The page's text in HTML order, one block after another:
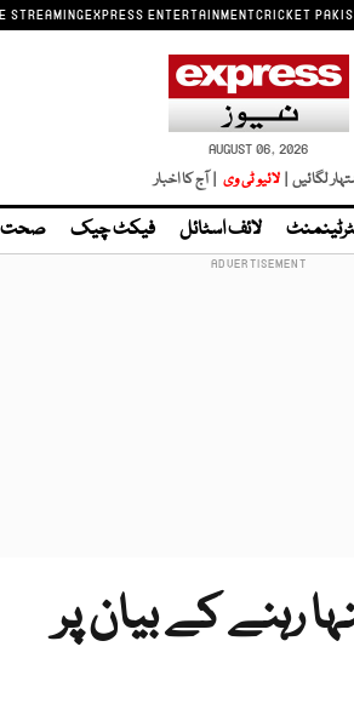
STREAMINGEXPRESS ENTERTAINMENTCRICKET
AUGUST 06, 2026
لگائیں | لائیو ٹی وی | آج کا اخبار
لائف اسٹائل فیکٹ چیک صحت
رہنے کے بیان پر